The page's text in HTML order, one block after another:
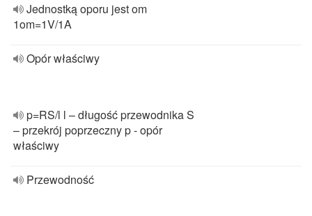
Jednostką oporu jest om
1om=1V/1A
Opór właściwy
p=RS/l l – długość przewodnika S
– przekrój poprzeczny p - opór
właściwy
Przewodność